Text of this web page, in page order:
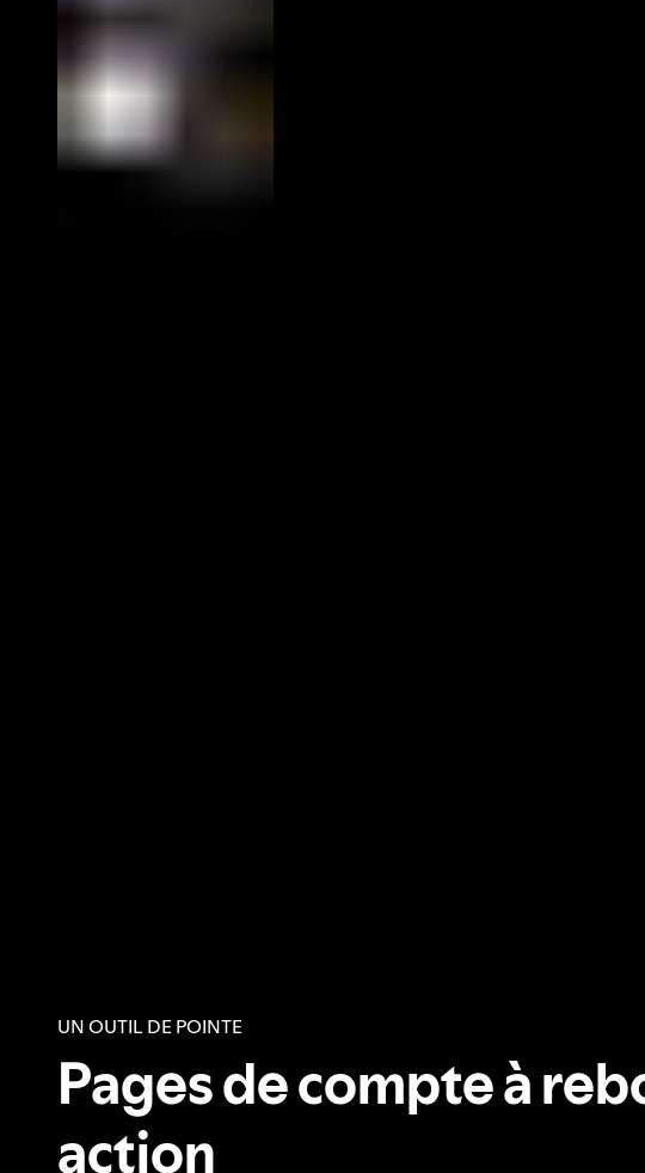
UN OUTIL DE POINTE
Pages de compte à
action